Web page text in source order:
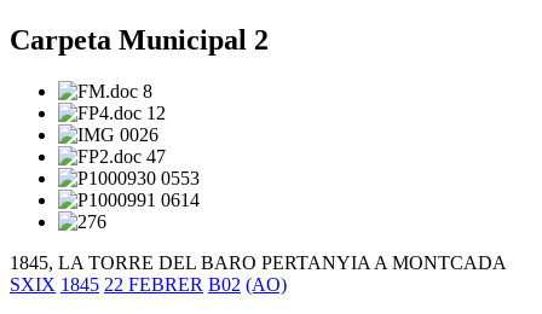
Carpeta Municipal 2
1845, LA TORRE DEL BARO PERTANYIA A MONTCADA
SXIX 1845 22 FEBRER B02 (AO)